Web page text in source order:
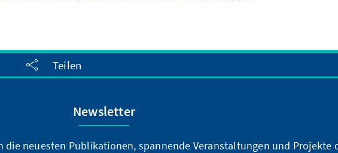
Teilen
Newsletter
die neuesten Publikationen, spannende Veranstaltungen und Projekte